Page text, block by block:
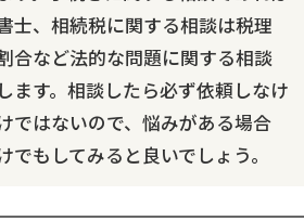
士、相続税に関する相談は税理
合など法的な問題に関する相談
ます。相談したら必ず依頼しなけ
ではないので、悩みがある場合
でもしてみると良いでしょう。